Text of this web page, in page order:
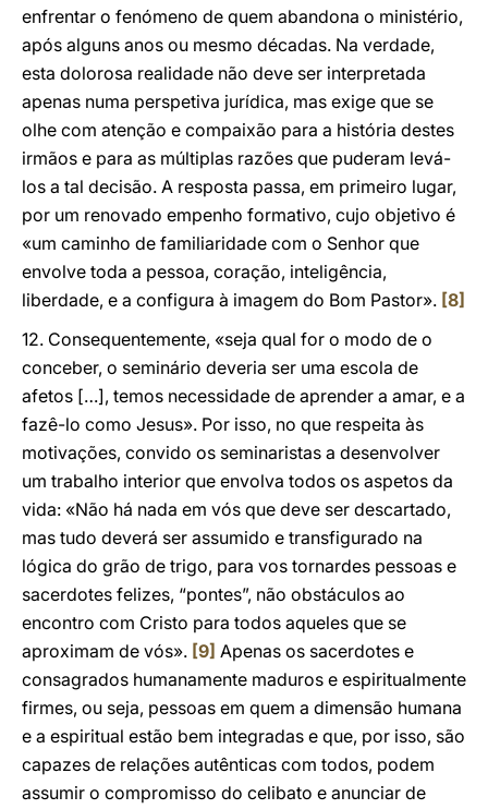
enfrentar o fenómeno de quem abandona o ministério,
após alguns anos ou mesmo décadas. Na verdade,
esta dolorosa realidade não deve ser interpretada
apenas numa perspetiva jurídica, mas exige que se
olhe com atenção e compaixão para a história destes
irmãos e para as múltiplas razões que puderam levá-
los a tal decisão. A resposta passa, em primeiro lugar,
por um renovado empenho formativo, cujo objetivo é
«um caminho de familiaridade com o Senhor que
envolve toda a pessoa, coração, inteligência,
liberdade, e a configura à imagem do Bom Pastor». [8]
12. Consequentemente, «seja qual for o modo de o
conceber, o seminário deveria ser uma escola de
afetos […], temos necessidade de aprender a amar, e a
fazê-lo como Jesus». Por isso, no que respeita às
motivações, convido os seminaristas a desenvolver
um trabalho interior que envolva todos os aspetos da
vida: «Não há nada em vós que deve ser descartado,
mas tudo deverá ser assumido e transfigurado na
lógica do grão de trigo, para vos tornardes pessoas e
sacerdotes felizes, “pontes”, não obstáculos ao
encontro com Cristo para todos aqueles que se
aproximam de vós». [9] Apenas os sacerdotes e
consagrados humanamente maduros e espiritualmente
firmes, ou seja, pessoas em quem a dimensão humana
e a espiritual estão bem integradas e que, por isso, são
capazes de relações autênticas com todos, podem
assumir o compromisso do celibato e anunciar de